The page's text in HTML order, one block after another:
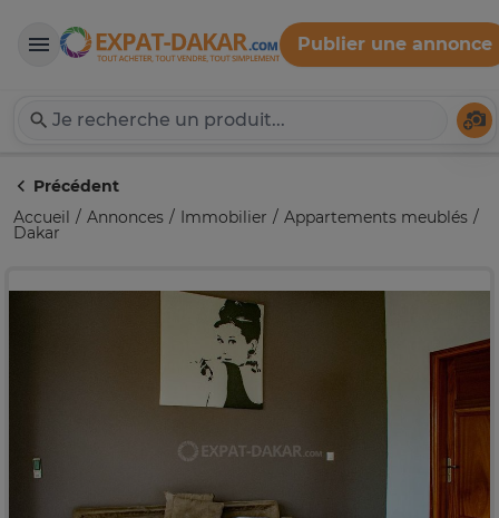
Expat-Dakar
Publier une annonce
Précédent
Accueil
Annonces Immobilier Appartements meublés
Dakar